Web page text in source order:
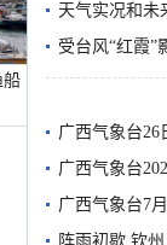
船
天气实况和未
受台风“红霞”
有较强降雨
广西气象台26
广西气象台
预警
广西气象台7
阵雨初歇 钦